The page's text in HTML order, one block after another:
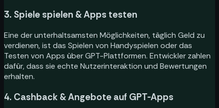
3. Spiele spielen & Apps testen
Eine der unterhaltsamsten Möglichkeiten, täglich Geld zu
verdienen, ist das Spielen von Handyspielen oder das
Testen von Apps über GPT-Plattformen. Entwickler zahlen
dafür, dass sie echte Nutzerinteraktion und Bewertungen
erhalten.
4. Cashback & Angebote auf GPT-Apps